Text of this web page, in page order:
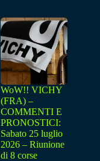
WoW!! VICHY
(FRA) –
COMMENTI E
PRONOSTICI:
Sabato 25 luglio
2026 – Riunione
di 8 corse